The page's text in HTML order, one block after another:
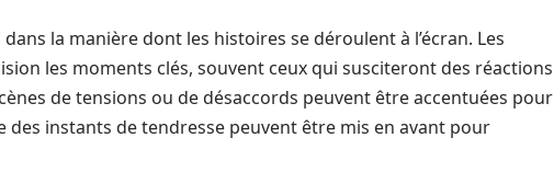
la manière dont les histoires se déroulent à l’écran. Les
les moments clés, souvent ceux qui susciteront des réactions
de tensions ou de désaccords peuvent être accentuées pour
des instants de tendresse peuvent être mis en avant pour